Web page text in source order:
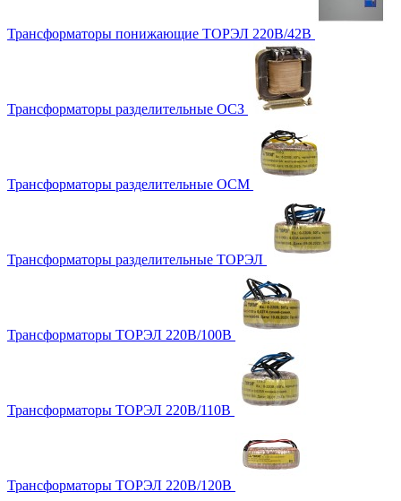
Трансформаторы понижающие ТОРЭЛ 220В/42В
Трансформаторы разделительные ОСЗ
Трансформаторы разделительные ОСМ
Трансформаторы разделительные ТОРЭЛ
Трансформаторы ТОРЭЛ 220В/100В
Трансформаторы ТОРЭЛ 220В/110В
Трансформаторы ТОРЭЛ 220В/120В